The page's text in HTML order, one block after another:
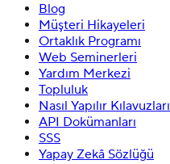
Blog
Müşteri Hikayeleri
Ortaklık Programı
Web Seminerleri
Yardım Merkezi
Topluluk
Nasıl Yapılır Kılavuzları
API Dokümanları
SSS
Yapay Zekâ Sözlüğü